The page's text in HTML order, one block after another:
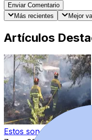
Enviar Comentario
Más recientes
Mejor
Artículos
Estos son los 34